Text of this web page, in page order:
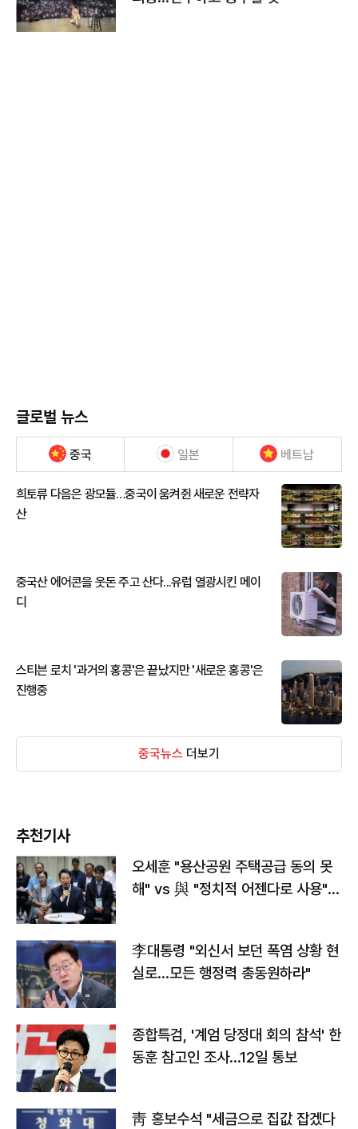
글로벌 뉴스
중국 일본 베트남
희토류 다음은 광모듈…중국이 움켜쥔 새로운 전략자
산
중국산 에어콘을 웃돈 주고 산다...유럽 열광시킨 메이
디
스티븐 로치 '과거의 홍콩'은 끝났지만 '새로운 홍콩'은
진행중
중국뉴스 더보기
추천기사
오세훈 "용산공원 주택공급 동의 못
해" vs 與 "정치적 어젠다로 사용"
李대통령 "외신서 보던 폭염 상황 현
실로…모든 행정력 총동원하라"
종합특검, '계엄 당정대 회의 참석' 한
동훈 참고인 조사...12일 통보
靑 홍보수석 "세금으로 집값 잡겠다